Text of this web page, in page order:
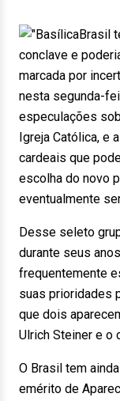
Brasil
conclave e
marcada por
nesta segunda-
especulações
Igreja Católica, e
cardeais que
escolha do novo
eventualmente
Desse seleto
durante seus
frequentemente
suas prioridades
que dois
Ulrich Steiner e o
O Brasil tem
emérito de